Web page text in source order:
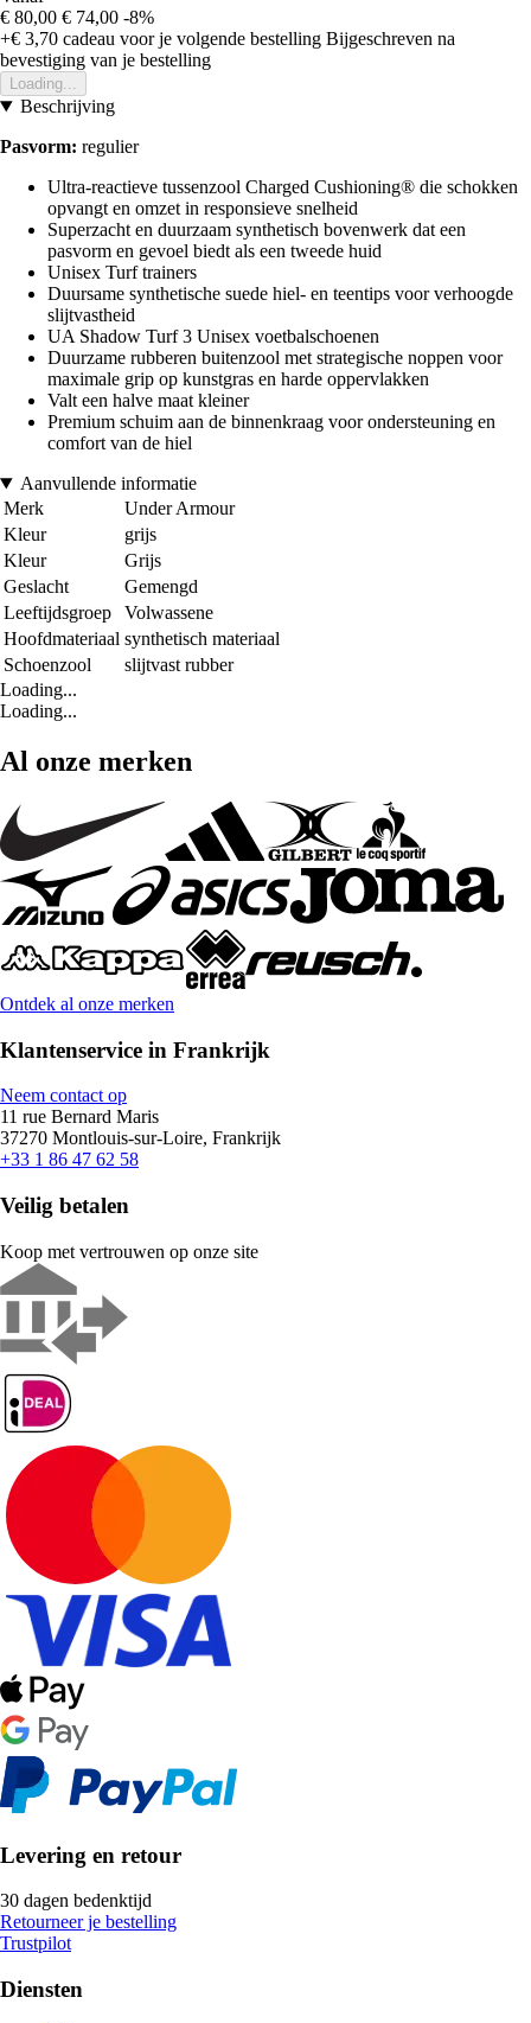
€ 80,00 € 74,00 -8%
+€ 3,70 cadeau voor je volgende bestelling Bijgeschreven na
bevestiging van je bestelling
Loading...
Beschrijving
Pasvorm: regulier
Ultra-reactieve tussenzool Charged Cushioning® die schokken
opvangt en omzet in responsieve snelheid
Superzacht en duurzaam synthetisch bovenwerk dat een
pasvorm en gevoel biedt als een tweede huid
Unisex Turf trainers
Duursame synthetische suede hiel- en teentips voor verhoogde
slijtvastheid
UA Shadow Turf 3 Unisex voetbalschoenen
Duurzame rubberen buitenzool met strategische noppen voor
maximale grip op kunstgras en harde oppervlakken
Valt een halve maat kleiner
Premium schuim aan de binnenkraag voor ondersteuning en
comfort van de hiel
Aanvullende informatie
Merk
Under Armour
Kleur
grijs
Kleur
Grijs
Geslacht
Gemengd
Leeftijdsgroep
Volwassene
Hoofdmateriaal synthetisch materiaal
Schoenzool
slijtvast rubber
Loading...
Loading...
Al onze merken
Ontdek al onze merken
Klantenservice in Frankrijk
Neem contact op
11 rue Bernard Maris
37270 Montlouis-sur-Loire, Frankrijk
+33 1 86 47 62 58
Veilig betalen
Koop met vertrouwen op onze site
Levering en retour
30 dagen bedenktijd
Retourneer je bestelling
Trustpilot
Diensten